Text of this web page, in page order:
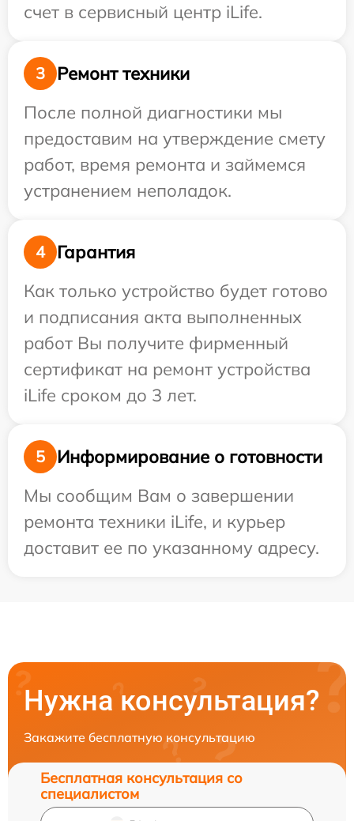
счет в сервисный центр iLife.
3
Ремонт техники
После полной диагностики мы
предоставим на утверждение смету
работ, время ремонта и займемся
устранением неполадок.
4
Гарантия
Как только устройство будет готово
и подписания акта выполненных
работ Вы получите фирменный
сертификат на ремонт устройства
iLife сроком до 3 лет.
5
Информирование о готовности
Мы сообщим Вам о завершении
ремонта техники iLife, и курьер
доставит ее по указанному адресу.
Нужна консультация?
Закажите бесплатную консультацию
Бесплатная консультация со
специалистом